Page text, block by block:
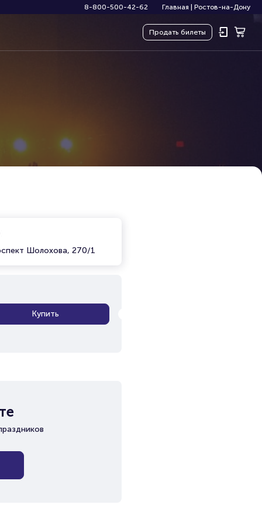
8-800-500-42-62 Главная Ростов-на-Дону
Продать билеты
Шолохова, 270/1
Купить